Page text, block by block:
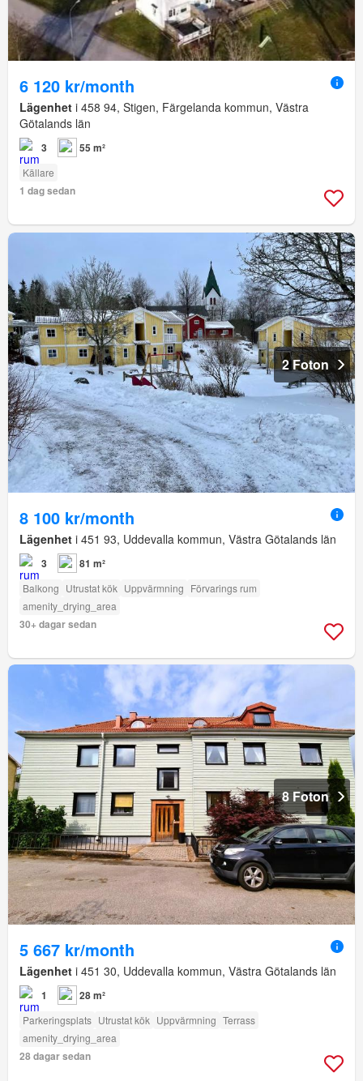
6 120 kr/month
Lägenhet i 458 94, Stigen, Färgelanda kommun, Västra
Götalands län
3 55 m²
Källare
1 dag sedan
2 Foton
8 100 kr/month
Lägenhet i 451 93, Uddevalla kommun, Västra Götalands län
3 81 m²
Balkong Utrustat kök Uppvärmning Förvarings rum
amenity_drying_area
30+ dagar sedan
8 Foton
5 667 kr/month
Lägenhet i 451 30, Uddevalla kommun, Västra Götalands län
1 28 m²
Parkeringsplats Utrustat kök Uppvärmning Terrass
amenity_drying_area
28 dagar sedan